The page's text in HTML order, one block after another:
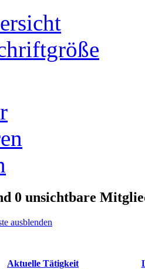
0 unsichtbare
ausblenden
Aktuelle Tätigkeit